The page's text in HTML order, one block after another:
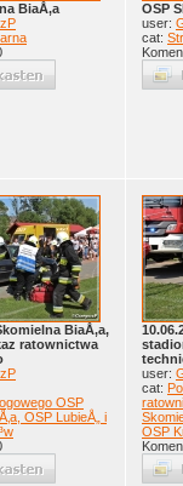
BiaÅ‚a
OSP
user:
cat:
BiaÅ‚a,
ratownictwa
OSP
OSP LubieÅ„ i
user:
cat:
OSP